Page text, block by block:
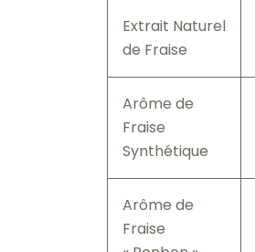
Extrait Naturel
de Fraise
Arôme de
Fraise
Synthétique
Arôme de
Fraise